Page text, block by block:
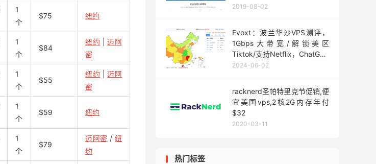
1
个
$75 纽约
1
个
$84
纽约 |迈阿
密
1
个
$55
纽约 |迈阿
密
1
个
$59 纽约
1
个
$79
迈阿密 /纽
约
2019-08-02
Evoxt：波兰华沙VPS测评，
1Gbps大带宽/解锁美区
Tiktok/支持Netflix，ChatGPT
等/每周免费备份，月付2.84美
2024-06-02
racknerd圣帕特里克节促销,便
宜美国vps,2核2G内存年付
$32
2020-03-11
热门标签